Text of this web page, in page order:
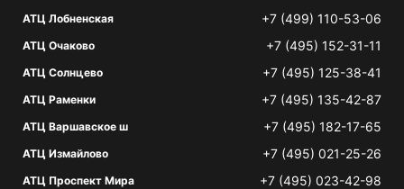
АТЦ Лобненская +7 (499) 110-53-06
АТЦ Очаково +7 (495) 152-31-11
АТЦ Солнцево +7 (495) 125-38-41
АТЦ Раменки +7 (495) 135-42-87
АТЦ Варшавское ш +7 (495) 182-17-65
АТЦ Измайлово +7 (495) 021-25-26
АТЦ Проспект Мира +7 (495) 023-42-98